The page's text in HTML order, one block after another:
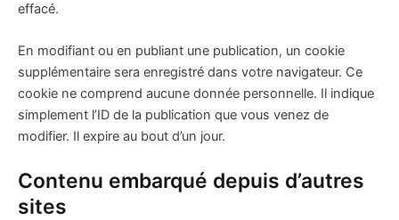
effacé.
En modifiant ou en publiant une publication, un cookie
supplémentaire sera enregistré dans votre navigateur. Ce
cookie ne comprend aucune donnée personnelle. Il indique
simplement l’ID de la publication que vous venez de
modifier. Il expire au bout d’un jour.
Contenu embarqué depuis d’autres
sites